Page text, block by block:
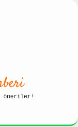
öneriler!